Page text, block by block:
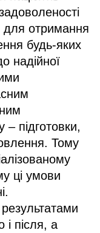
для отримання
будь-яких
надійної
підготовки,
Тому
ці умови
після, а